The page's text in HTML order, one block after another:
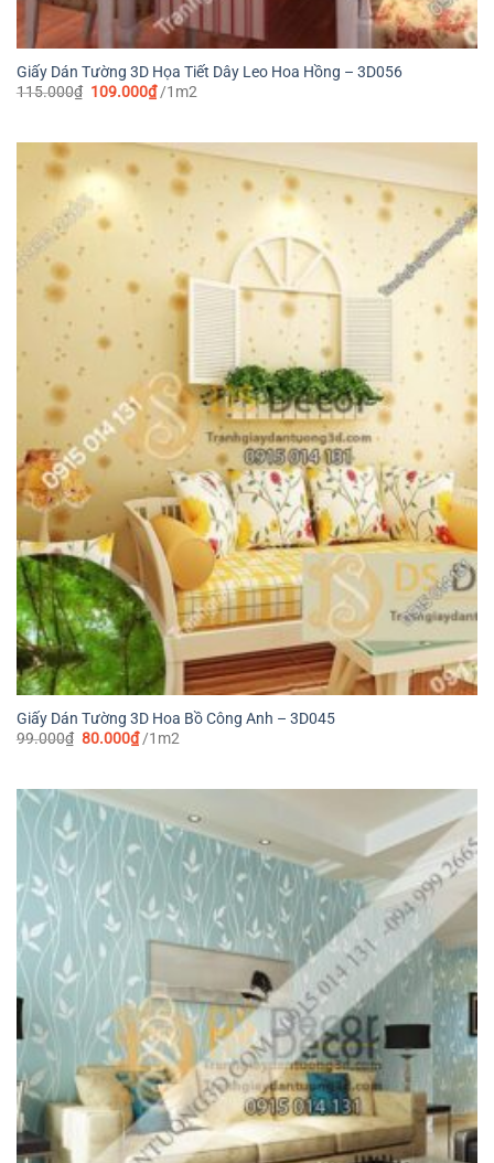
Giấy Dán Tường 3D Họa Tiết Dây Leo Hoa Hồng – 3D056
115.000₫ Giá
109.000₫Giá
hiện
109.000₫.
/1m2
Giấy Dán Tường 3D Hoa Bồ Công Anh – 3D045
99.000₫ Giá
80.000₫Giá
hiện
80.000₫.
/1m2